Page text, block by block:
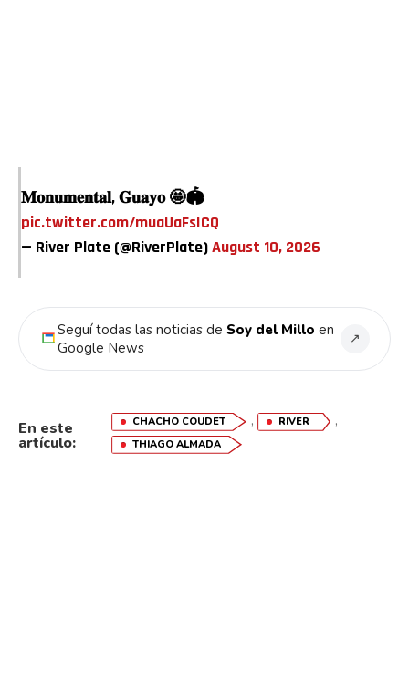
𝐌𝐨𝐧𝐮𝐦𝐞𝐧𝐭𝐚𝐥, 𝐆𝐮𝐚𝐲𝐨 🤩🏟️
pic.twitter.com/muaUaFsICQ
— River Plate (@RiverPlate)August 10, 2026
Seguí todas las noticias de Soy del Millo en
Google News
↗
En este
artículo:
CHACHO COUDET , RIVER ,
THIAGO ALMADA